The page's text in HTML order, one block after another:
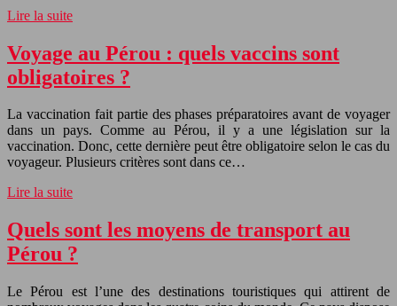
Lire la suite
Voyage au Pérou : quels vaccins sont
obligatoires ?
La vaccination fait partie des phases préparatoires avant de voyager
dans un pays. Comme au Pérou, il y a une législation sur la
vaccination. Donc, cette dernière peut être obligatoire selon le cas du
voyageur. Plusieurs critères sont dans ce…
Lire la suite
Quels sont les moyens de transport au
Pérou ?
Le Pérou est l’une des destinations touristiques qui attirent de